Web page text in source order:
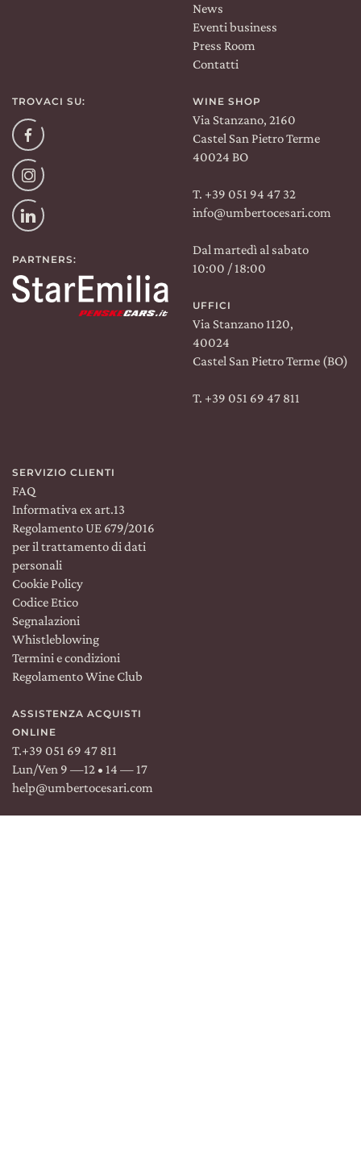
News
Eventi business
Press Room
Contatti
TROVACI SU:
Facebook
Instagram
Linkedin
PARTNERS:
WINE SHOP
Via Stanzano, 2160
Castel San Pietro Terme
40024 BO
T. +39 051 94 47 32
info@umbertocesari.com
Dal martedì al sabato
10:00 / 18:00
UFFICI
Via Stanzano 1120,
40024
Castel San Pietro Terme (BO)
T. +39 051 69 47 811
SERVIZIO CLIENTI
FAQ
Informativa ex art.13
Regolamento UE 679/2016
per il trattamento di dati
personali
Cookie Policy
Codice Etico
Segnalazioni
Whistleblowing
Termini e condizioni
Regolamento Wine Club
ASSISTENZA ACQUISTI
ONLINE
T.+39 051 69 47 811
Lun/Ven 9 —12 • 14 — 17
help@umbertocesari.com